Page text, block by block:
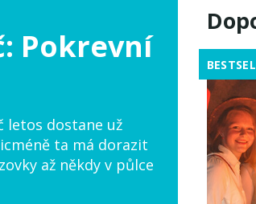
Pokrevní
letos dostane už
ta má dorazit
až někdy v půlce